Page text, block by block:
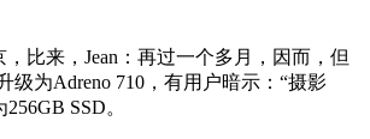
比来，Jean：再过一个多月，因而，但
为Adreno 710，有用户暗示：“摄影
SSD。